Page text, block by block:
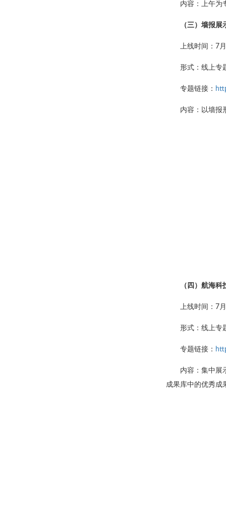
内容：上午为
（三）墙报展
上线时间：7
形式：线上专
专题链接：
内容：以墙报
（四）航海科
上线时间：7
形式：线上专
专题链接：
内容：集中展
成果库中的优秀成